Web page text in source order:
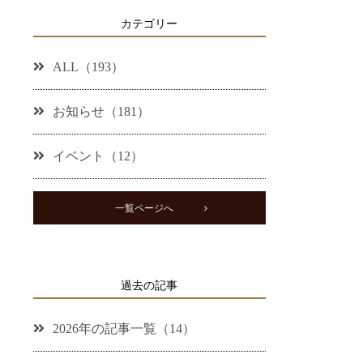
カテゴリー
ALL（193）
お知らせ（181）
イベント（12）
一覧ページへ
過去の記事
2026年の記事一覧（14）